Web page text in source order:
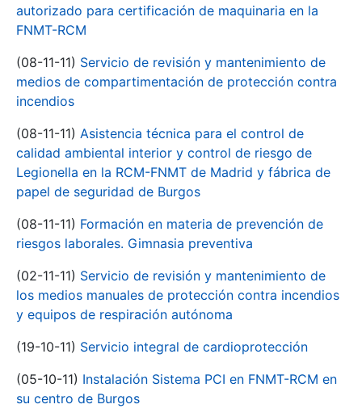
autorizado para certificación de maquinaria en la
FNMT-RCM
(08-11-11) Servicio de revisión y mantenimiento de
medios de compartimentación de protección contra
incendios
(08-11-11) Asistencia técnica para el control de
calidad ambiental interior y control de riesgo de
Legionella en la RCM-FNMT de Madrid y fábrica de
papel de seguridad de Burgos
(08-11-11) Formación en materia de prevención de
riesgos laborales. Gimnasia preventiva
(02-11-11) Servicio de revisión y mantenimiento de
los medios manuales de protección contra incendios
y equipos de respiración autónoma
(19-10-11) Servicio integral de cardioprotección
(05-10-11) Instalación Sistema PCI en FNMT-RCM en
su centro de Burgos